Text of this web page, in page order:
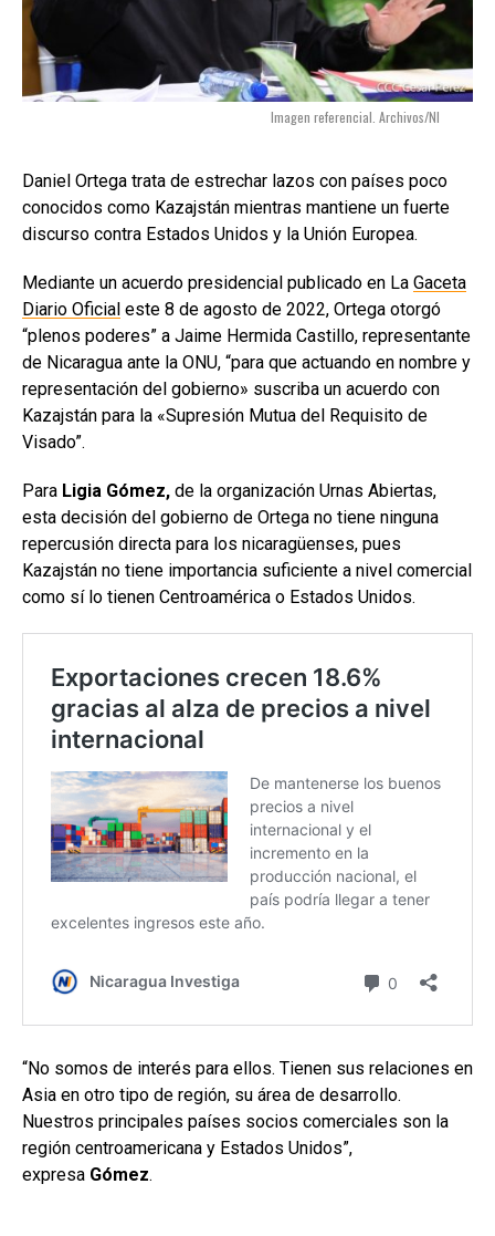
Imagen referencial. Archivos/NI
Daniel Ortega trata de estrechar lazos con países poco
conocidos como Kazajstán mientras mantiene un fuerte
discurso contra Estados Unidos y la Unión Europea.
Mediante un acuerdo presidencial publicado en La Gaceta
Diario Oficial este 8 de agosto de 2022, Ortega otorgó
“plenos poderes” a Jaime Hermida Castillo, representante
de Nicaragua ante la ONU, “para que actuando en nombre y
representación del gobierno» suscriba un acuerdo con
Kazajstán para la «Supresión Mutua del Requisito de
Visado”.
Para Ligia Gómez, de la organización Urnas Abiertas,
esta decisión del gobierno de Ortega no tiene ninguna
repercusión directa para los nicaragüenses, pues
Kazajstán no tiene importancia suficiente a nivel comercial
como sí lo tienen Centroamérica o Estados Unidos.
“No somos de interés para ellos. Tienen sus relaciones en
Asia en otro tipo de región, su área de desarrollo.
Nuestros principales países socios comerciales son la
región centroamericana y Estados Unidos”,
expresa Gómez.